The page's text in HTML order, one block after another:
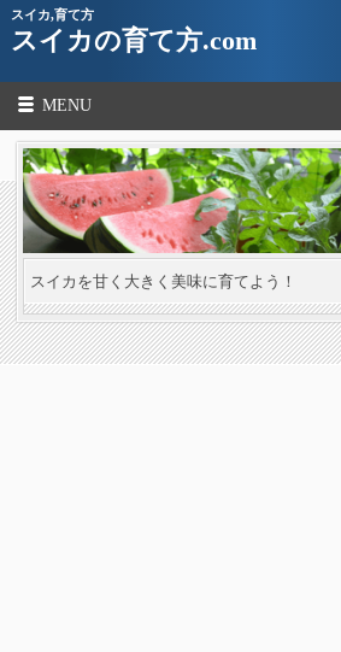
スイカ,育て方
スイカの育て方.com
MENU
スイカを甘く大きく美味に育てよう！